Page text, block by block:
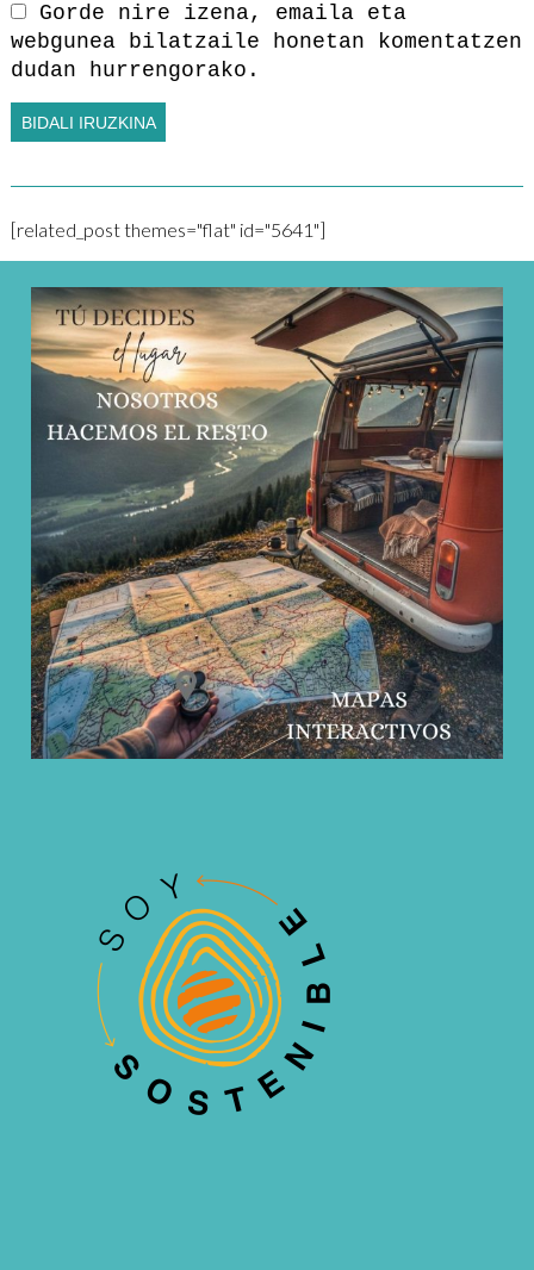
Gorde nire izena, emaila eta
webgunea bilatzaile honetan komentatzen
dudan hurrengorako.
[related_post themes="flat" id="5641"]